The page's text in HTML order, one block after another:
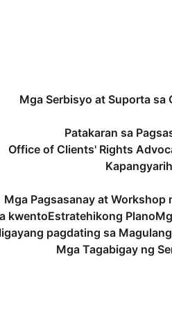
Mga Serbisyo at Suporta sa
Patakaran sa
Office of Clients' Rights
Mga Pagsasanay at Workshop
kwentoEstratehikong Plano
pagdating sa
Mga Tagabigay ng